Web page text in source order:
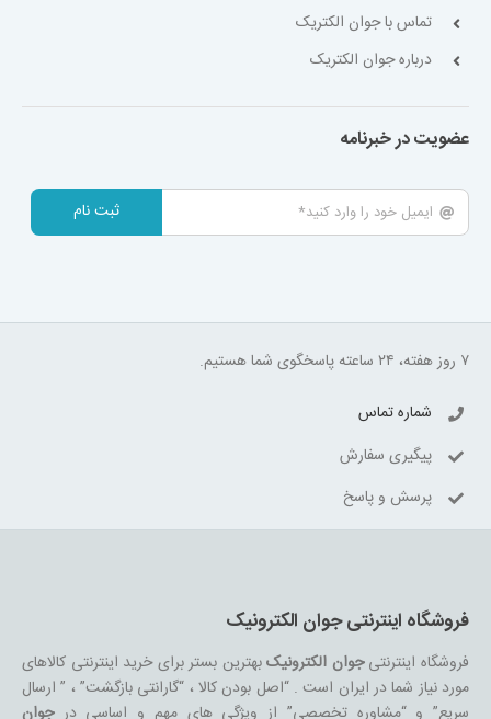
تماس با جوان الکتریک
درباره جوان الکتریک
عضویت در خبرنامه
ثبت نام
۷ روز هفته، ۲۴ ساعته پاسخگوی شما هستیم.
شماره تماس
پیگیری سفارش
پرسش و پاسخ
فروشگاه اینترنتی جوان الکترونیک
فروشگاه اینترنتیجوان الکترونیکبهترین بستر برای خرید اینترنتی کالاهای
مورد نیاز شما در ایران است . “اصل بودن کالا ، “گارانتی بازگشت” ، ” ارسال
سریع” و “مشاوره تخصصی” از ویژگی های مهم و اساسی درجوان